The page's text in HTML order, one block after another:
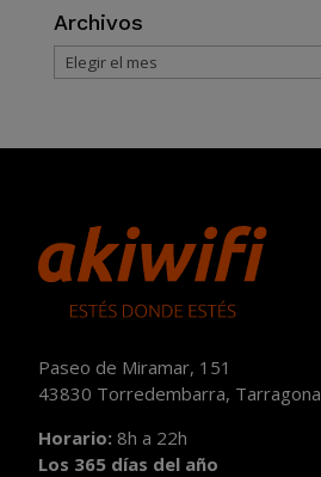
Archivos
Archivos
Paseo de Miramar, 151
43830 Torredembarra, Tarragona
Horario: 8h a 22h
Los 365 días del año